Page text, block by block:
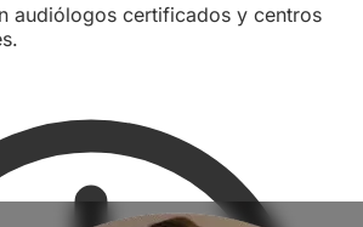
audiólogos certificados y centros